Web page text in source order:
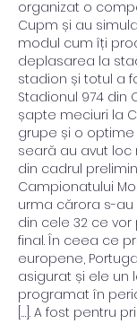
organizat o
Cupm și au
modul cum îți
deplasarea la
stadion și totul a
Stadionul 974 din
șapte meciuri la
grupe și o optime
seară au avut
din cadrul
Campionatului
urma cărora s-
din cele 32 ce
final. În ceea ce
europene,
asigurat și ele un
programat în
[…]. A fost pentru